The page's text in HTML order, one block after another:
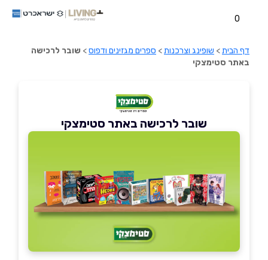
0
דף הבית> שופינג וצרכנות> ספרים מגזינים ודפוס> שובר לרכישה
באתר סטימצקי
שובר לרכישה באתר סטימצקי